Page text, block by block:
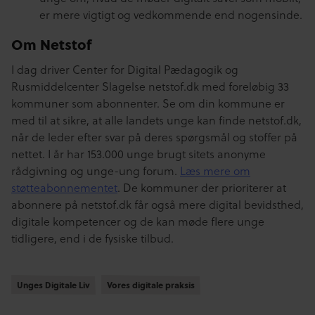
er mere vigtigt og vedkommende end nogensinde.
Om Netstof
I dag driver Center for Digital Pædagogik og
Rusmiddelcenter Slagelse netstof.dk med foreløbig 33
kommuner som abonnenter. Se om din kommune er
med til at sikre, at alle landets unge kan finde netstof.dk,
når de leder efter svar på deres spørgsmål og stoffer på
nettet. I år har 153.000 unge brugt sitets anonyme
rådgivning og unge-ung forum. Læs mere om
støtteabonnementet. De kommuner der prioriterer at
abonnere på netstof.dk får også mere digital bevidsthed,
digitale kompetencer og de kan møde flere unge
tidligere, end i de fysiske tilbud.
Unges Digitale Liv
Unges Digitale Liv Vores digitale praksis
Vores digitale praksis